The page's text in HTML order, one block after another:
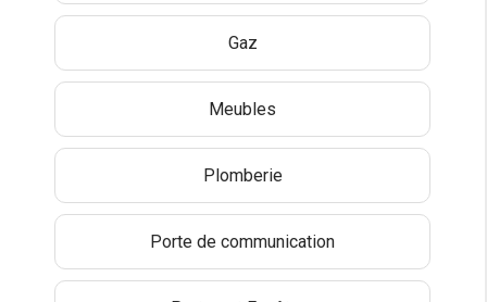
Gaz
Meubles
Plomberie
Porte de communication